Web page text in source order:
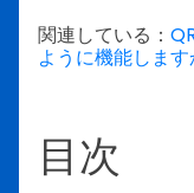
関連している：
ように機能しま
目次